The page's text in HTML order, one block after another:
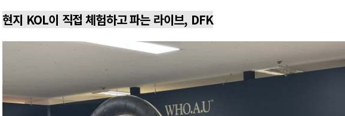
현지 KOL이 직접 체험하고 파는 라이브, DFK